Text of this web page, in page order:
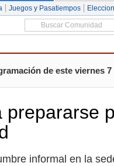
Juegos y Pasatiempos
de este viernes
prepararse
informal en la